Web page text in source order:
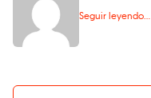
Seguir leyendo...